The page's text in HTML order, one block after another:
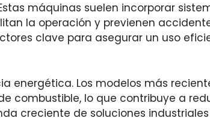
máquinas suelen incorporar
la operación y previenen
clave para asegurar un uso
energética. Los modelos más
combustible, lo que contribuye a
creciente de soluciones industriales